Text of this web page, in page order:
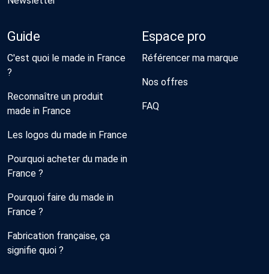
Guide
C'est quoi le made in France
?
Reconnaître un produit
made in France
Les logos du made in France
Pourquoi acheter du made in
France ?
Pourquoi faire du made in
France ?
Fabrication française, ça
signifie quoi ?
Espace pro
Référencer ma marque
Nos offres
FAQ